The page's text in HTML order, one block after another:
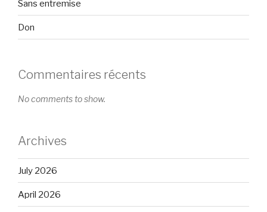
Sans entremise
Don
Commentaires récents
No comments to show.
Archives
July 2026
April 2026